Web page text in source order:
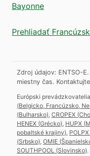
Bayonne
Prehliadať
Zdroj údajov: ENTSO-
miestny čas.
Európski
(Belgicko, Francúzsko,
(Bulharsko) CROPEX (
HENEX (Grécko) HUPX (
pobaltské krajiny) POLPX
(Srbsko) OMIE (
SOUTHPOOL (Slovinsko).